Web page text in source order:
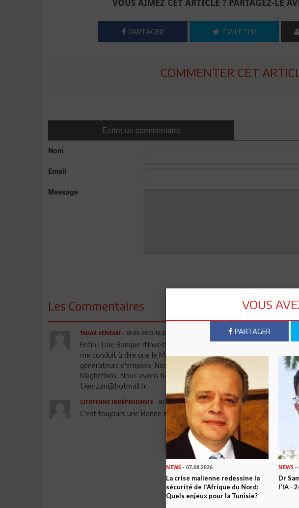
VOUS AIMEZ CET ARTICLE ? PARTAGEZ-LE
PARTAGER TWEETER
COMMENTER CET
Ecrire un commentaire
Nom
Email
Message
Les Commentaires
TAHAR KENZARI- 30-05-2013 16:28
Enfin ! Une Banque d'Investisement (BMICE) voit le jour après 22
me conduit à dire que le Maghreb a besoin de cette banque afin
générateurs d'emplois. Nos politiques sont dans l'obligation morale
Maghrébins. Nous avons besoins d'hommes d'affaires nouveaux
t.kenzari@hotmail.fr
CITOYENNE INDÉPENDANTE- 30-05-2013 22:16
C'est toujours une Bonne nouvelle , pourvu que la suite suivra!!
VOUS
PARTAGER
NEWS - 07.08.2026
La crise malienne redessine la
sécurité de l'Afrique du Nord:
Quels enjeux pour la Tunisie?
NEWS -
Dr
l'IA -